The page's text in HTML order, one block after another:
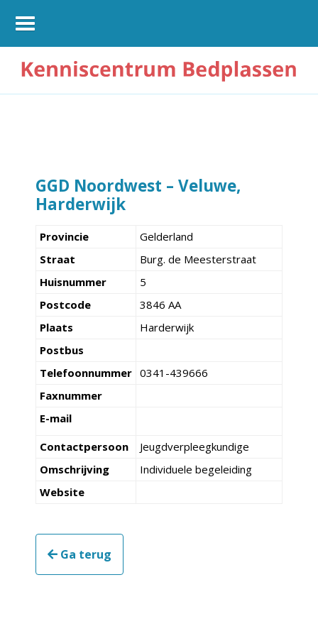
GGD Noordwest – Veluwe,
Harderwijk
Provincie
Gelderland
Straat
Burg. de Meesterstraat
Huisnummer
5
Postcode
3846 AA
Plaats
Harderwijk
Postbus
Telefoonnummer 0341-439666
Faxnummer
E-mail
Contactpersoon
Jeugdverpleegkundige
Omschrijving
Individuele begeleiding
Website
Ga terug